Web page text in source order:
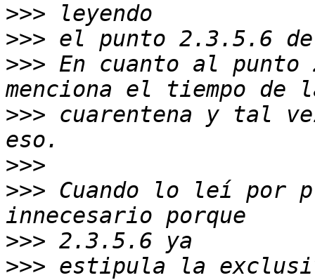
>>>
>>>
>>> En cuanto al
>>> cuarentena y tal
>>>
>>> Cuando lo leí por
>>>
>>> estipula la